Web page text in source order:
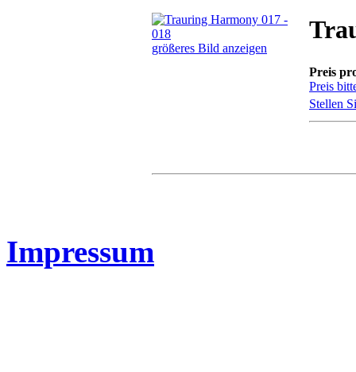
größeres Bild anzeigen
Preis
Preis
Stellen
Impressum